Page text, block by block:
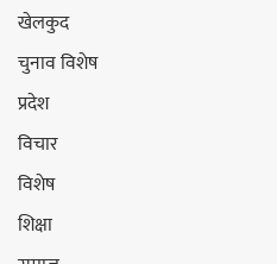
खेलकुद
चुनाव विशेष
प्रदेश
विचार
विशेष
शिक्षा